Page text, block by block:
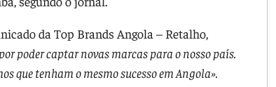
da Top Brands Angola – Retalho,
poder captar novas marcas para o nosso país.
que tenham o mesmo sucesso em Angola».